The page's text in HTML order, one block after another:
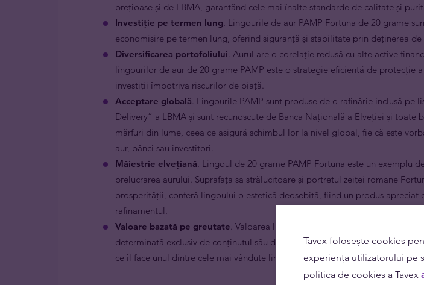
prețioase și de LBMA, garantând cele mai înalte standarde de calitate și
Investiție pe termen lung . Lingourile de aur PAMP Fortuna de 20 grame
economisire pe termen lung, oferind siguranță și stabilitate prin deținerea de
Diversificarea portofoliului . Aurul are o corelație redusă cu alte active
lingourilor de aur de 20 grame PAMP este o strategie eficientă de protecție
investiții împotriva riscurilor de piață.
Acceptare globală . Lingourile PAMP sunt produse de o rafinărie inclusă pe
Delivery” a LBMA și sunt recunoscute de Banca Națională a Elveției și toate
mărfuri din lume, ceea ce asigură schimbul lor la nivel global, fie că este
aur, bănci sau investitori.
Măiestrie elvețiană . Lingoul de 20 grame PAMP Fortuna este un exemplu
prelucrarea aurului. Suprafața sa strălucitoare și portretul zeiței romane
prosperității, conferă lingoului o estetică deosebită, fiind un produs apreciat
rafinamentul.
Valoare bazată pe greutate . Valoarea lingoului de Aur PAMP Fortuna de 20
determinată exclusiv de conținutul său de aur pur, direct legat de prețul
ce îl face unul dintre cele mai vândute lingouri din lume.
Tavex folosește cookies
experiența utilizatorului pe
politica de cookies a Tavex